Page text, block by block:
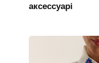
аксессуарі